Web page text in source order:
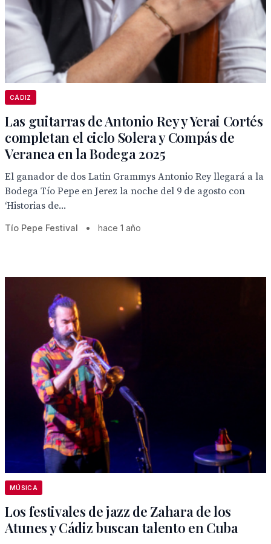
CÁDIZ
Las guitarras de Antonio Rey y Yerai Cortés
completan el ciclo Solera y Compás de
Veranea en la Bodega 2025
El ganador de dos Latin Grammys Antonio Rey llegará a la
Bodega Tío Pepe en Jerez la noche del 9 de agosto con
‘Historias de...
Tío Pepe Festival • hace 1 año
MÚSICA
Los festivales de jazz de Zahara de los
Atunes y Cádiz buscan talento en Cuba